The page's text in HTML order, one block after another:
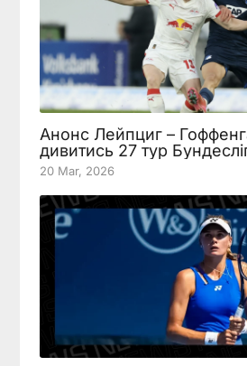
Анонс Лейпциг –
дивитись 27 тур
20 Mar, 2026